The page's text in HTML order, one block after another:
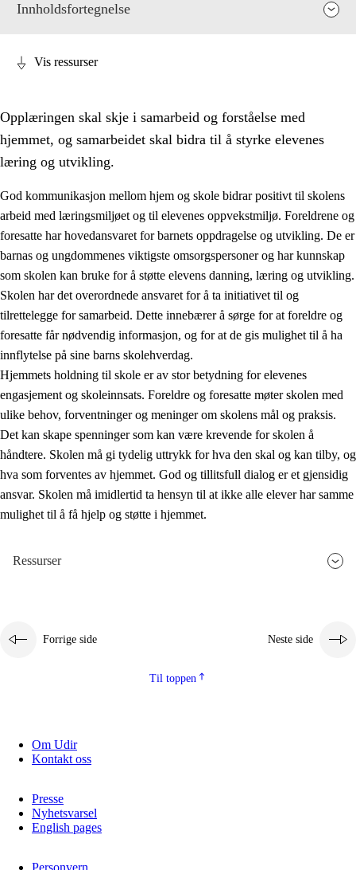
Innholdsfortegnelse
3. Prinsipper for skolens praksis
3.1 Et inkluderende læringsmiljø
3.2 Undervisning og tilpasset opplæring
3.3 Samarbeid mellom hjem og skole
3.4 Opplæring i lærebedrift og arbeidsliv
3.5 Profesjonsfellesskap og skoleutvikling
Vis ressurser
Opplæringen skal skje i samarbeid og forståelse med
hjemmet, og samarbeidet skal bidra til å styrke elevenes
læring og utvikling.
God kommunikasjon mellom hjem og skole bidrar positivt til skolens
arbeid med læringsmiljøet og til elevenes oppvekstmiljø. Foreldrene og
foresatte har hovedansvaret for barnets oppdragelse og utvikling. De er
barnas og ungdommenes viktigste omsorgspersoner og har kunnskap
som skolen kan bruke for å støtte elevens danning, læring og utvikling.
Skolen har det overordnede ansvaret for å ta initiativet til og
tilrettelegge for samarbeid. Dette innebærer å sørge for at foreldre og
foresatte får nødvendig informasjon, og for at de gis mulighet til å ha
innflytelse på sine barns skolehverdag.
Hjemmets holdning til skole er av stor betydning for elevenes
engasjement og skoleinnsats. Foreldre og foresatte møter skolen med
ulike behov, forventninger og meninger om skolens mål og praksis.
Det kan skape spenninger som kan være krevende for skolen å
håndtere. Skolen må gi tydelig uttrykk for hva den skal og kan tilby, og
hva som forventes av hjemmet. God og tillitsfull dialog er et gjensidig
ansvar. Skolen må imidlertid ta hensyn til at ikke alle elever har samme
mulighet til å få hjelp og støtte i hjemmet.
Ressurser
Forrige side Neste side
Til toppen
Om Udir
Kontakt oss
Presse
Nyhetsvarsel
English pages